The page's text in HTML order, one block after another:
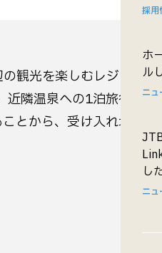
観光を楽しむレジャー形
近隣温泉への1泊旅行、
とから、受け入れ地で
採用
ホ
ル
ニュ
し
ニュ